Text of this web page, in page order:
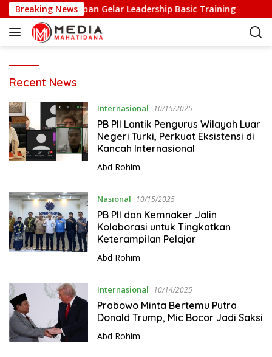
k
Breaking News
PII Balikpapan Gelar Leadership Basic Training
e
d
i
a
M
a
t
i
d
a
n
.
c
o
m
Recent News
Internasional 10/15/2025
PB PII Lantik Pengurus Wilayah Luar
Negeri Turki, Perkuat Eksistensi di
Kancah Internasional
Abd Rohim
Nasional 10/15/2025
PB PII dan Kemnaker Jalin
Kolaborasi untuk Tingkatkan
Keterampilan Pelajar
Abd Rohim
Internasional 10/14/2025
Prabowo Minta Bertemu Putra
Donald Trump, Mic Bocor Jadi Saksi
Abd Rohim